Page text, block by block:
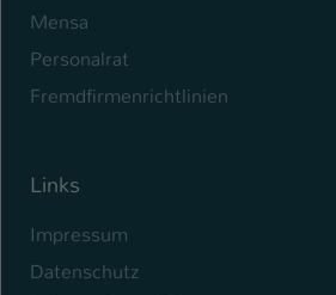
Mensa
Personalrat
Fremdfirmenrichtlinien
Links
Impressum
Datenschutz